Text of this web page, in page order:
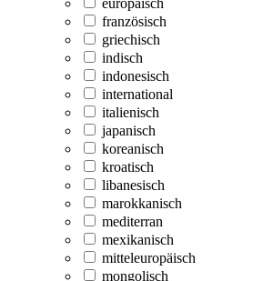
europäisch
französisch
griechisch
indisch
indonesisch
international
italienisch
japanisch
koreanisch
kroatisch
libanesisch
marokkanisch
mediterran
mexikanisch
mitteleuropäisch
mongolisch